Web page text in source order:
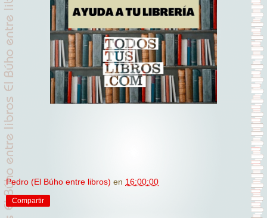
Pedro (El Búho entre libros) en 16:00:00
Compartir